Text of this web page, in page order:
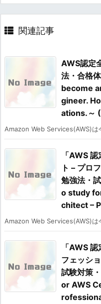
関連記事
AWS認定
法・合格
become
gineer.
ations.～
Amazon Web Services(AWS)は
「AWS
ト – プロ
勉強法・
o study
chitect –
Amazon Web Services(AWS)は
「AWS
フェッシ
試験対策
or AWS